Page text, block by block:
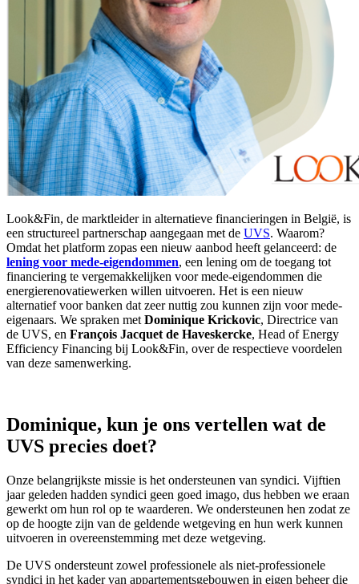
Look&Fin, de marktleider in alternatieve financieringen in België, is
een structureel partnerschap aangegaan met de UVS. Waarom?
Omdat het platform zopas een nieuw aanbod heeft gelanceerd: de
lening voor mede-eigendommen, een lening om de toegang tot
financiering te vergemakkelijken voor mede-eigendommen die
energierenovatiewerken willen uitvoeren. Het is een nieuw
alternatief voor banken dat zeer nuttig zou kunnen zijn voor mede-
eigenaars. We spraken met Dominique Krickovic, Directrice van
de UVS, en François Jacquet de Haveskercke, Head of Energy
Efficiency Financing bij Look&Fin, over de respectieve voordelen
van deze samenwerking.
Dominique, kun je ons vertellen wat de
UVS precies doet?
Onze belangrijkste missie is het ondersteunen van syndici. Vijftien
jaar geleden hadden syndici geen goed imago, dus hebben we eraan
gewerkt om hun rol op te waarderen. We ondersteunen hen zodat ze
op de hoogte zijn van de geldende wetgeving en hun werk kunnen
uitvoeren in overeenstemming met deze wetgeving.
De UVS ondersteunt zowel professionele als niet-professionele
syndici in het kader van appartementsgebouwen in eigen beheer die